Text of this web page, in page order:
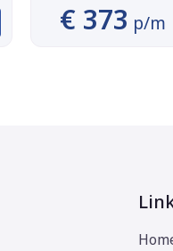
€ 373 p/m